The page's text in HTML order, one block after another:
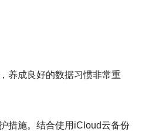
养成良好的数据习惯非常重
措施。结合使用iCloud云备份